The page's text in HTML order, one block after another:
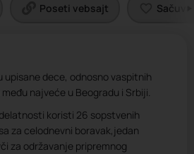
Poseti vebsajt
upisane dece, odnosno vaspitnih
najveće u Beogradu i Srbiji.
koristi 26 sopstvenih
za celodnevni boravak,jedan
za održavanje pripremnog